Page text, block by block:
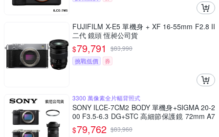
FUJIFILM X-E5 單機身 + XF 16-55mm F2.8 II
二代 鏡頭 恆昶公司貨
$79,791 $83,990
挑戰低價
券
3300 萬像素全片幅背照式
SONY ILCE-7CM2 BODY 單機身+SIGMA 20-2
00 F3.5-6.3 DG+STC 高細節保護鏡 72mm A7
CM2 A7C二代 (公司貨)
$79,762 $83,960